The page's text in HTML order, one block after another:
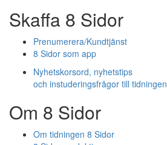
Skaffa 8 Sidor
Prenumerera/Kundtjänst
8 Sidor som app
Nyhetskorsord, nyhetstips
och instuderingsfrågor till tidningen
Om 8 Sidor
Om tidningen 8 Sidor